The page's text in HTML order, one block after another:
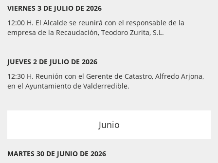
VIERNES 3 DE JULIO DE 2026
12:00 H. El Alcalde se reunirá con el responsable de la
empresa de la Recaudación, Teodoro Zurita, S.L.
JUEVES 2 DE JULIO DE 2026
12:30 H. Reunión con el Gerente de Catastro, Alfredo Arjona,
en el Ayuntamiento de Valderredible.
Junio
MARTES 30 DE JUNIO DE 2026